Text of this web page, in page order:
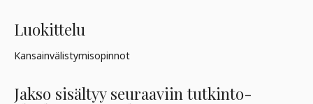
Luokittelu
Kansainvälistymisopinnot
Jakso sisältyy seuraaviin tutkinto-